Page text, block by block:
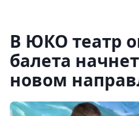
В ЮКО театр
балета
новом